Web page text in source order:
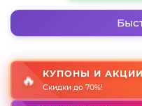
🔥 КУПОНЫ И АКЦИИ
Скидки до 70%!